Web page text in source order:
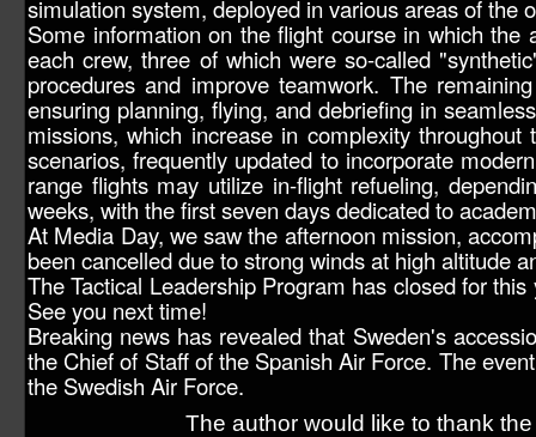
simulation system, deployed in various areas of the
Some information on the flight course in which
each crew, three of which were so-called
procedures and improve teamwork. The
ensuring planning, flying, and debriefing in
missions, which increase in complexity
scenarios, frequently updated to incorporate
range flights may utilize in-flight refueling,
weeks, with the first seven days dedicated to
At Media Day, we saw the afternoon mission,
been cancelled due to strong winds at high altitude
The Tactical Leadership Program has closed for
See you next time!
Breaking news has revealed that Sweden's
the Chief of Staff of the Spanish Air Force. The
the Swedish Air Force.
The author would like to thank